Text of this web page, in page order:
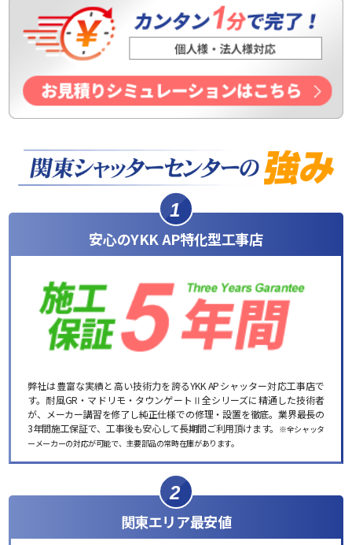
1
安心のYKK AP特化型工事店
弊社は豊富な実績と高い技術力を誇るYKK APシャッター対応工事店で
す。耐風GR・マドリモ・タウンゲートⅡ全シリーズに精通した技術者
が、メーカー講習を修了し純正仕様での修理・設置を徹底。業界最長の
3年間施工保証で、工事後も安心して長期間ご利用頂けます。 ※全シャッタ
ーメーカーの対応が可能で、主要部品の常時在庫があります。
2
関東エリア最安値